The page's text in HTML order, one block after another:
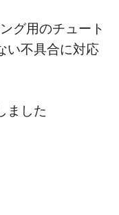
グ用のチュート
い不具合に対応
ました